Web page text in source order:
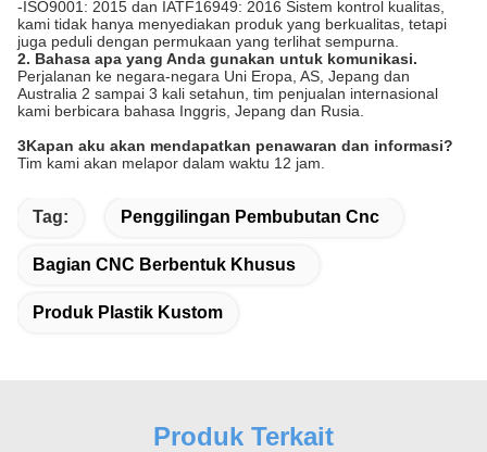
-ISO9001: 2015 dan IATF16949: 2016 Sistem kontrol kualitas,
kami tidak hanya menyediakan produk yang berkualitas, tetapi
juga peduli dengan permukaan yang terlihat sempurna.
2. Bahasa apa yang Anda gunakan untuk komunikasi.
Perjalanan ke negara-negara Uni Eropa, AS, Jepang dan
Australia 2 sampai 3 kali setahun, tim penjualan internasional
kami berbicara bahasa Inggris, Jepang dan Rusia.
3Kapan aku akan mendapatkan penawaran dan informasi?
Tim kami akan melapor dalam waktu 12 jam.
Tag: Penggilingan Pembubutan Cnc
Bagian CNC Berbentuk Khusus
Produk Plastik Kustom
Produk Terkait